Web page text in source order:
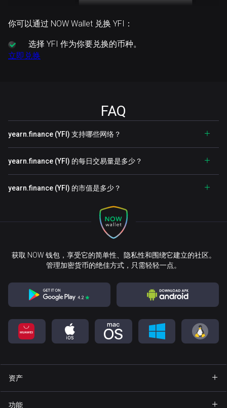
你可以通过 NOW Wallet 兑换 YFI：
选择 YFI 作为你要兑换的币种。
立即兑换
FAQ
yearn.finance (YFI) 支持哪些网络？
yearn.finance (YFI) 的每日交易量是多少？
yearn.finance (YFI) 的市值是多少？
获取 NOW 钱包，享受它的简单性、隐私性和围绕它建立的社区。
管理加密货币的绝佳方式，只需轻轻一点。
资产
功能